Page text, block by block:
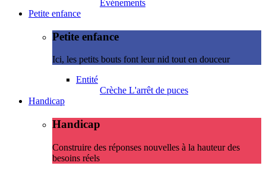
Evénements
Petite enfance
Petite enfance
Ici, les petits bouts font leur nid tout en douceur
Entité
Crèche L'arrêt de puces
Handicap
Handicap
Construire des réponses nouvelles à la hauteur des
besoins réels